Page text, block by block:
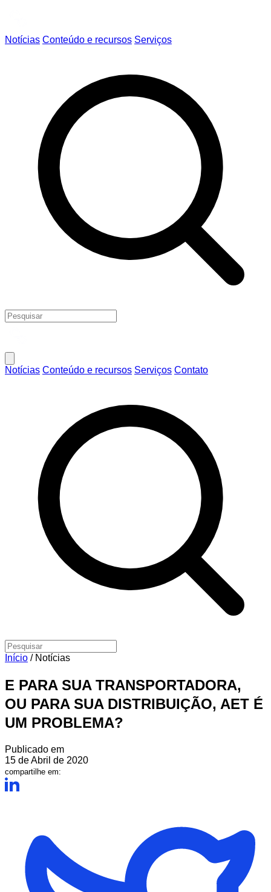
Notícias Conteúdo e recursos Serviços
Notícias Conteúdo e recursos Serviços Contato
Início / Notícias
E PARA SUA TRANSPORTADORA,
OU PARA SUA DISTRIBUIÇÃO, AET É
UM PROBLEMA?
Publicado em
15 de Abril de 2020
compartilhe em: